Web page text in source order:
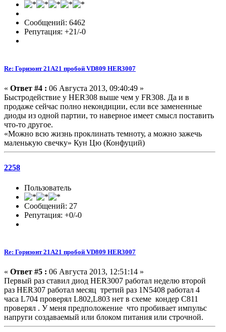
Сообщений: 6462
Репутация: +21/-0
Re: Горизонт 21A21 пробой VD809 HER3007
« Ответ #4 : 06 Августа 2013, 09:40:49 »
Быстродействие у HER308 выше чем у FR308. Да и в
продаже сейчас полно некондиции, если все замененные
диоды из одной партии, то наверное имеет смысл поставить
что-то другое.
«Можно всю жизнь проклинать темноту, а можно зажечь
маленькую свечку» Кун Цю (Конфуций)
2258
Пользователь
Сообщений: 27
Репутация: +0/-0
Re: Горизонт 21A21 пробой VD809 HER3007
« Ответ #5 : 06 Августа 2013, 12:51:14 »
Первый раз ставил диод HER3007 работал неделю второй
раз HER307 работал месяц третий раз 1N5408 работал 4
часа L704 проверял L802,L803 нет в схеме кондер С811
проверял . У меня предположение что пробивает импульс
напруги создаваемый или блоком питания или строчной.